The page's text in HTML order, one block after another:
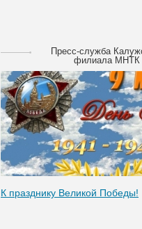
Пресс-служба
филиала МНТК
К празднику Великой Победы!